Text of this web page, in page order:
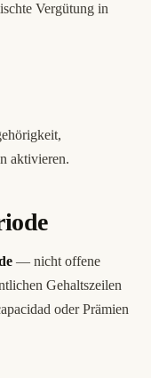
Vergütung in
aktivieren.
— nicht offene
Gehaltszeilen
oder Prämien